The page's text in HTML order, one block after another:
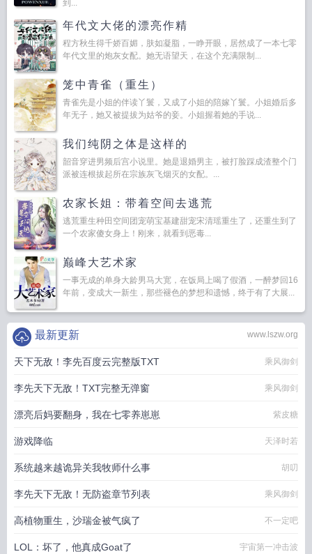
到...
年代文大佬的漂亮作精
程方秋生得千娇百媚，肤如凝脂，一睁开眼，居然成了一本七零
年代文里的炮灰女配。她无语望天，在这个充满限制...
笼中青雀（重生）
青雀先是小姐的伴读丫鬟，又成了小姐的陪嫁丫鬟。小姐婚后多
年无子，她又被提拔为姑爷的妾。小姐握着她的手说...
我们纯阴之体是这样的
韶音穿进男频后宫小说里。她是退婚男主，被打脸踩成渣整个门
派被连根拔起所在宗族灰飞烟灭的女配。...
农家长姐：带着空间去逃荒
逃荒重生种田空间团宠萌宝基建甜宠宋清瑶重生了，还重生到了
一个农家傻女身上！刚来，就看到恶毒...
巅峰大艺术家
一事无成的单身大龄男马大宽，在饭局上喝了假酒，一醉梦回16
年前，变成大一新生，那些褪色的梦想和遗憾，终于有了大展...
www.lszw.org
最新更新
天下无敌！李先百度云完整版TXT 乘风御剑
李先天下无敌！TXT完整无弹窗 乘风御剑
漂亮后妈要翻身，我在七零养崽崽 紫皮糖
游戏降临 天泽时若
系统越来越诡异关我牧师什么事 胡叨
李先天下无敌！无防盗章节列表 乘风御剑
高植物重生，沙瑞金被气疯了 不一定吧
LOL：坏了，他真成Goat了 宇宙第一冲击波